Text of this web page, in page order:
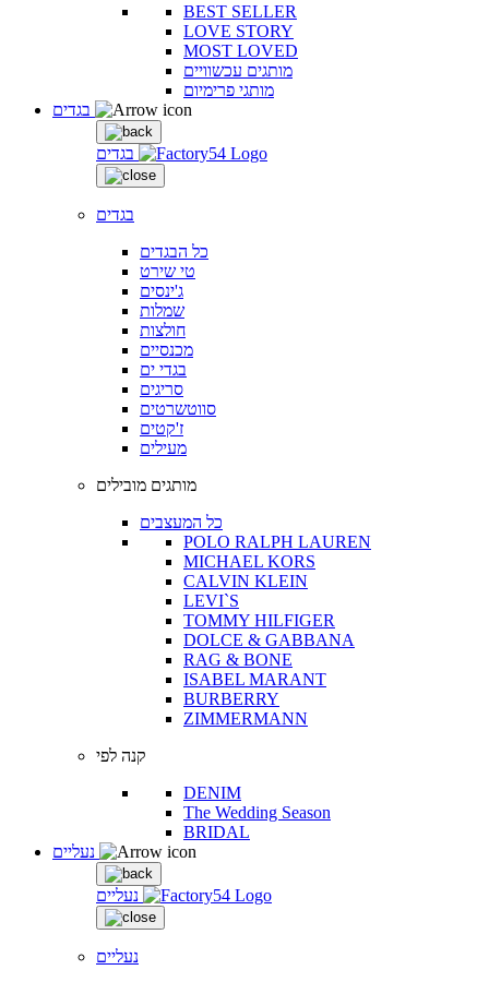
BEST SELLER
LOVE STORY
MOST LOVED
מותגים עכשוויים
מותגי פרימיום
בגדים
בגדים
כל הבגדים
טי שירט
ג'ינסים
שמלות
חולצות
מכנסיים
בגדי ים
סריגים
סווטשרטים
ז'קטים
מעילים
מותגים מובילים
כל המעצבים
POLO RALPH LAUREN
MICHAEL KORS
CALVIN KLEIN
LEVI`S
TOMMY HILFIGER
DOLCE & GABBANA
RAG & BONE
ISABEL MARANT
BURBERRY
ZIMMERMANN
קנה לפי
DENIM
The Wedding Season
BRIDAL
נעליים
נעליים